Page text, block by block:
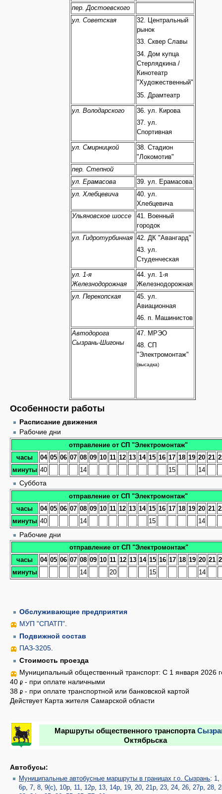
пер. Достоевского
ул. Советская
32. Центральный
рынок
33. Сквер Славы
34. Дом купца
Стерлядкина /
Кинотеатр
"Художественный"
35. Драмтеатр
ул. Володарского
36. ул. Кирова
37. ул.
Спортивная
ул. Смирницкой
38. Стадион
"Локомотив"
пер. Степной
ул. Ерамасова
39. ул. Ерамасова
ул. Хлебцевича
40. ул.
Хлебцевича
Ульяновское шоссе
41. Военный
городок
ул. Гидротурбинная 42. ДК "Авангард"
43. ул.
Студенческая
ул. 1-я
Железнодорожная
44. ул. 1-я
Железнодорожная
ул. Перекопская
45. ул.
Авиационная
46. п. Машинистов
Автодорога
Сызрань-Шигоны
47. МРЭО
48. СП
"Электромонтаж"
(высадка)
Особенности работы
Расписание движения
Рабочие дни
отправление от СП "Электромонтаж"
часы
04 05 06 07 08 09 10 11 12 13 14 15 16 17 18 19 20 21
минуты 40 14 15 14
Суббота
отправление от СП "Электромонтаж"
часы
04 05 06 07 08 09 10 11 12 13 14 15 16 17 18 19 20 21
минуты 40 14 15 14
Рабочие дни
отправление от СП "Электромонтаж"
часы
04 05 06 07 08 09 10 11 12 13 14 15 16 17 18 19 20 21
минуты
14 20 15 14
Обслуживающие предприятия
МУП "СПАТП"
Подвижной состав
ПАЗ-3205
Стоимость проезда
Муниципальный общественный транспорт: С 1 января 2026
40
- при оплате наличными
38
- при оплате транспортной или банковской картой
Действует Карта жителя Самарской области
Маршруты общественного транспорта
Октябрьска
Автобусы:
Муниципальные автобусные маршруты в границах г.о. Сызрань: 1,
6р, 7,8,9(с), 10р, 11, 12р, 13, 14р, 19,20,21р,23,24,26,27р,28,